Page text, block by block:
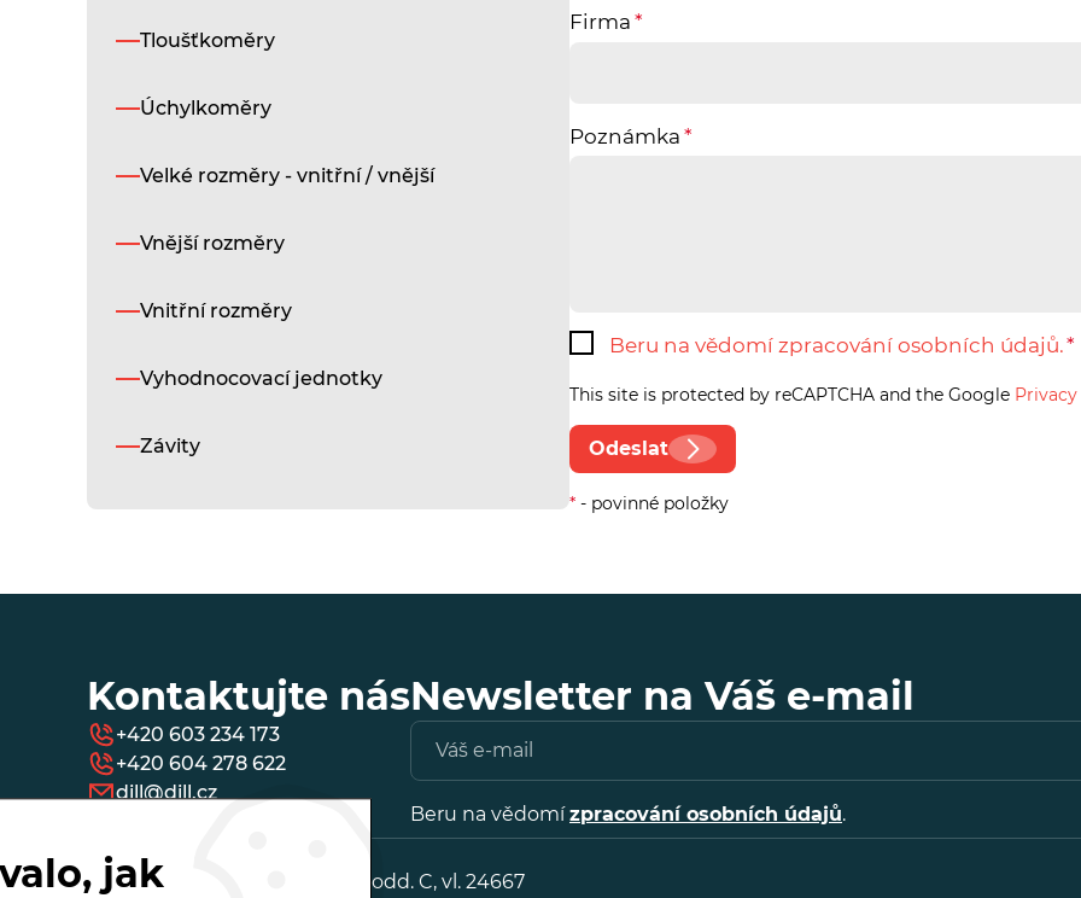
Tloušťkoměry
Úchylkoměry
Velké rozměry - vnitřní / vnější
Vnější rozměry
Vnitřní rozměry
Vyhodnocovací jednotky
Závity
Firma
Poznámka
Beru na vědomí zpracování osobních údajů.
This site is protected by reCAPTCHA and the Google
Odeslat
* - povinné položky
Kontaktujte nás
+420 603 234 173
+420 604 278 622
dill@dill.cz
Newsletter na Váš e-mail
Beru na vědomízpracování osobních údajů.
IČ: 25888641 OR, KS v Ostravě odd. C, vl. 24667
jak